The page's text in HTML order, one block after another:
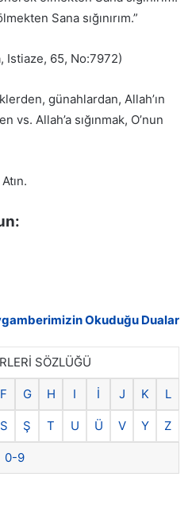
Sana sığınırım.”
Istiaze, 65, No:7972)
günahlardan, Allah’ın
vs. Allah’a sığınmak, O’nun
Okuduğu Dualar
SÖZLÜĞÜ
F G H I İ J K L
S Ş T U Ü V Y Z
0-9